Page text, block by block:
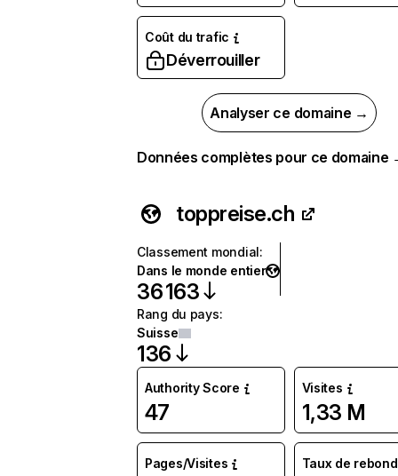
Coût du trafic
Déverrouiller
Analyser ce domaine →
Données complètes pour ce domaine
toppreise.ch
Classement mondial:
Dans le monde entier
36 163
Rang du pays:
Suisse
136
Authority Score
47
Visites
1,33 M
Pages/Visites Taux de rebond